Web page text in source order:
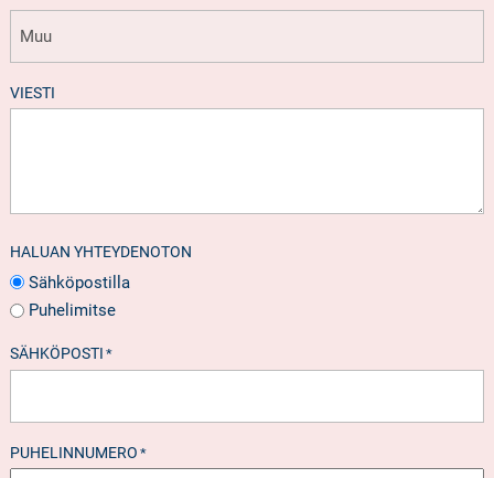
VIESTI
HALUAN YHTEYDENOTON
Sähköpostilla
Puhelimitse
SÄHKÖPOSTI *
PUHELINNUMERO *